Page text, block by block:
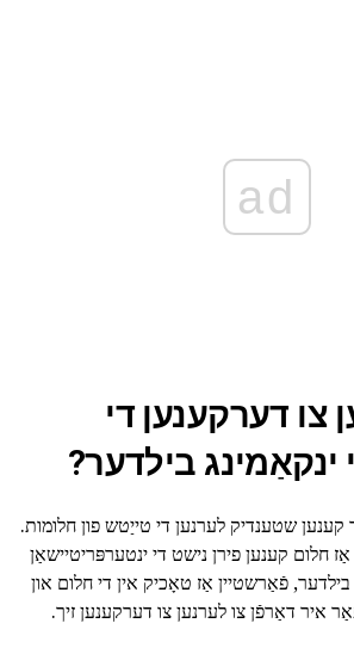
ad
צו דערקענען די
ינקאַמינג בילדער?
שטענדיק לערנען די טייַטש פון חלומות.
קענען פירן נישט די ינטערפּריטיישאַן
בילדער, פֿאַרשטיין אַז טאָכיק אין די חלום און
איר דאַרפֿן צו לערנען צו דערקענען זיך.